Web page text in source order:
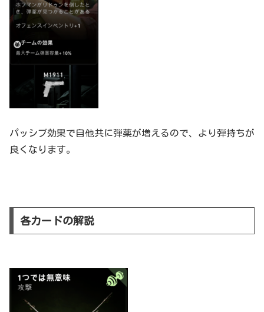
パッシブ効果で自他共に弾薬が増えるので、より弾持ちが
良くなります。
各カードの解説